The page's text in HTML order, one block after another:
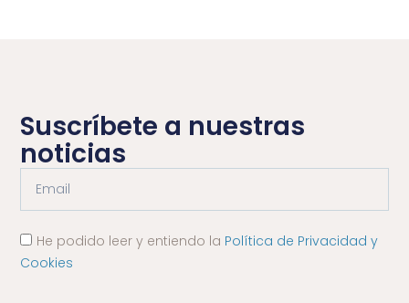
Suscríbete a nuestras
noticias
He podido leer y entiendo la Política de Privacidad y
Cookies